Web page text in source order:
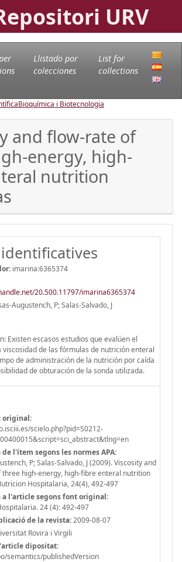
URV
Llistado por
colecciones
List for
collections
Bioquímica i Biotecnologia
and flow-rate of
energy, high-
nutrition
imarina:6365374
20.500.11797/imarina6365374
Augustench, P; Salas-Salvado, J
Existen escasos estudios que evalúen el
viscosidad de las fórmulas de nutrición enteral
de administración de la nutrición por caída
de obturación de la sonda utilizada.
original:
scielo.php?pid=S0212-
de l'ítem segons les normes APA:
P; Salas-Salvado, J (2009). Viscosity and
high-energy, high-fibre enteral nutrition
Hospitalaria, 24(4), 492-497
a l'article segons font original:
24 (4): 492-497
de la revista:2009-08-07
Rovira i Virgili
dipositat:
semantics/publishedVersion